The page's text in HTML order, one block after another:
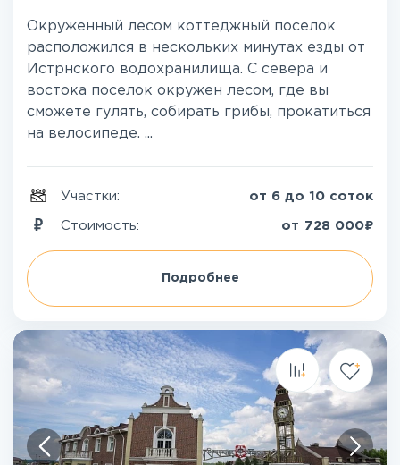
Окруженный лесом коттеджный поселок
расположился в нескольких минутах езды от
Истрнского водохранилища. С севера и
востока поселок окружен лесом, где вы
сможете гулять, собирать грибы, прокатиться
на велосипеде. ...
Участки: от 6 до 10 соток
Стоимость: от 728 000₽
Подробнее